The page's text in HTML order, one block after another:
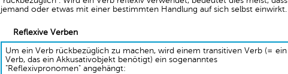
jemand oder etwas mit einer bestimmten Handlung auf sich selbst einwirkt.
Reflexive Verben
Um ein Verb rückbezüglich zu machen, wird einem transitiven Verb (= ein
Verb, das ein Akkusativobjekt benötigt) ein sogenanntes
"Reflexivpronomen" angehängt: